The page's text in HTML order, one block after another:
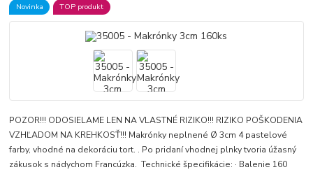
Novinka TOP produkt
POZOR!!! ODOSIELAME LEN NA VLASTNÉ RIZIKO!!! RIZIKO POŠKODENIA
VZHĽADOM NA KREHKOSŤ!!! Makrónky neplnené Ø 3cm 4 pastelové
farby, vhodné na dekoráciu tort. . Po pridaní vhodnej plnky tvoria úžasný
zákusok s nádychom Francúzka. Technické špecifikácie: · Balenie 160